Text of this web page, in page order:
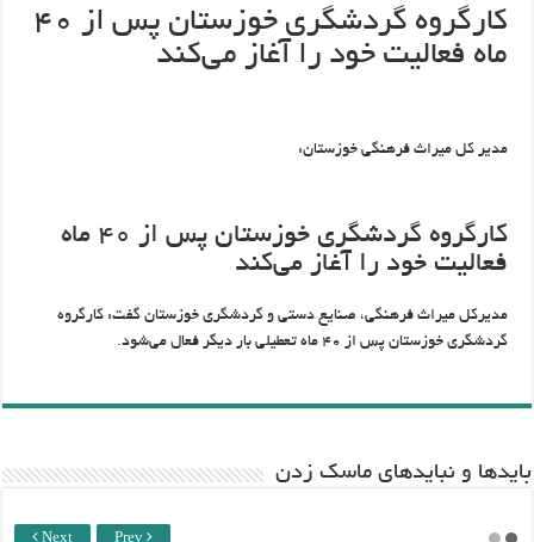
کارگروه گردشگری خوزستان پس از ۴۰
ماه فعالیت خود را آغاز می‌کند
مدیر کل میراث فرهنگی خوزستان:
کارگروه گردشگری خوزستان پس از ۴۰ ماه
فعالیت خود را آغاز می‌کند
مدیرکل میراث فرهنگی، صنایع دستی و گردشگری خوزستان گفت: کارگروه
گردشگری خوزستان پس از ۴۰ ماه تعطیلی بار دیگر فعال می‌شود.
باید‌ها و نبایدهای ماسک زدن